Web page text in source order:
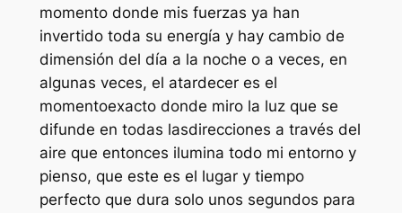
momento donde mis fuerzas ya han
invertido toda su energía y hay cambio de
dimensión del día a la noche o a veces, en
algunas veces, el atardecer es el
momentoexacto donde miro la luz que se
difunde en todas lasdirecciones a través del
aire que entonces ilumina todo mi entorno y
pienso, que este es el lugar y tiempo
perfecto que dura solo unos segundos para